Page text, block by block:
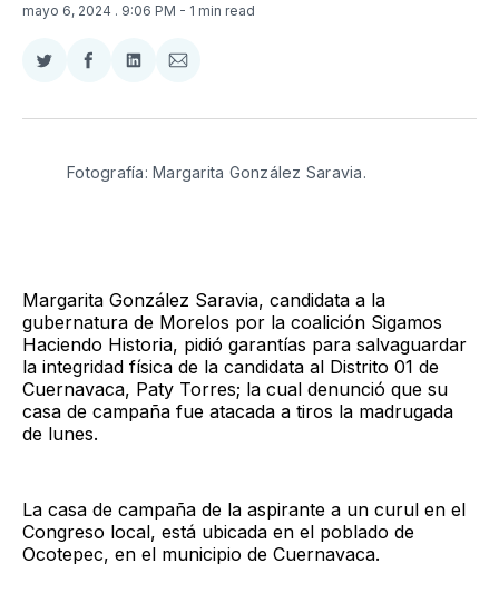
mayo 6, 2024 . 9:06 PM - 1 min read
Compartir
Twitter
Compartir
Facebook
Compartir
LinkedIn
Compartir
Email
Fotografía: Margarita González Saravia.
Margarita González Saravia, candidata a la
gubernatura de Morelos por la coalición Sigamos
Haciendo Historia, pidió garantías para salvaguardar
la integridad física de la candidata al Distrito 01 de
Cuernavaca, Paty Torres; la cual denunció que su
casa de campaña fue atacada a tiros la madrugada
de lunes.
La casa de campaña de la aspirante a un curul en el
Congreso local, está ubicada en el poblado de
Ocotepec, en el municipio de Cuernavaca.